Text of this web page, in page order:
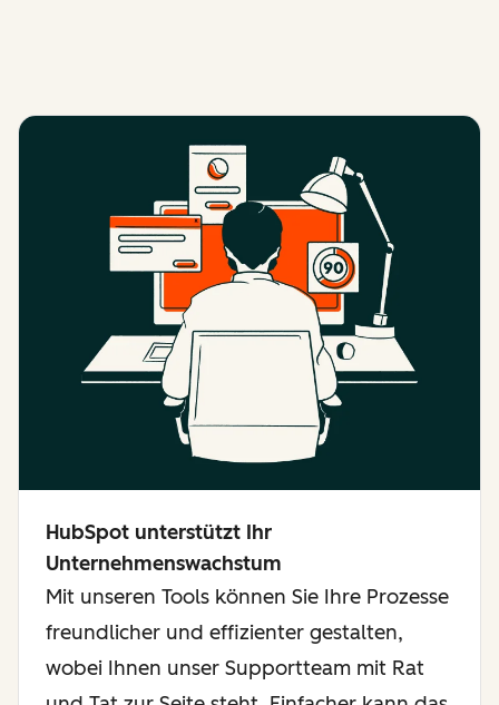
HubSpot unterstützt Ihr
Unternehmenswachstum
Mit unseren Tools können Sie Ihre Prozesse
freundlicher und effizienter gestalten,
wobei Ihnen unser Supportteam mit Rat